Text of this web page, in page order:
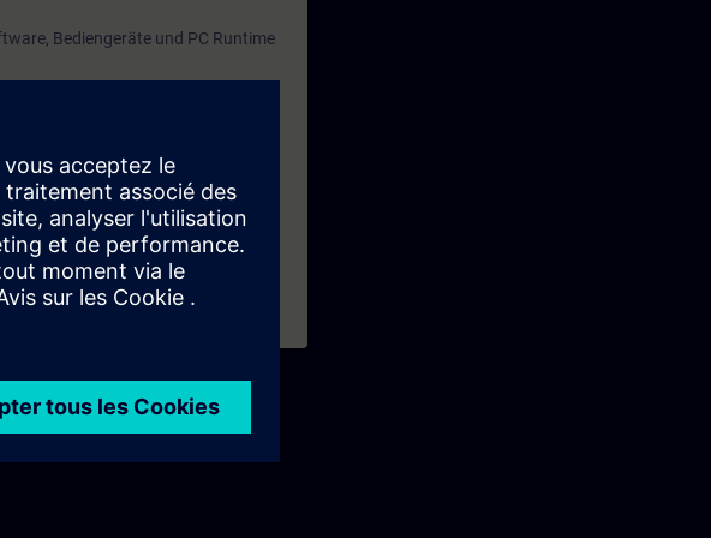
Bediengeräte und PC Runtime
- wie Image Dateien installiert
aktuellen Stand zu halten.